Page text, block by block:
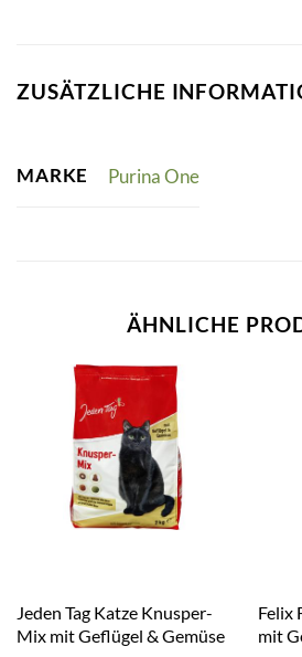
ZUSÄTZLICHE
MARKE Purina One
ÄHNLICHE
Jeden Tag Katze Knusper-
Mix mit Geflügel & Gemüse
Felix
mit